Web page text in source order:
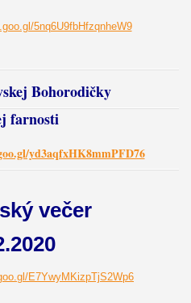
5nq6U9fbHfzqnheW9
Bohorodičky
farnosti
yd3aqfxHK8mmPFD76
večer
E7YwyMKizpTjS2Wp6